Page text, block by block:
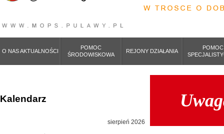
O NAS AKTUALNOŚCI
POMOC
ŚRODOWISKOWA
REJONY DZIAŁANIA
POMOC
Kalendarz
sierpień 2026